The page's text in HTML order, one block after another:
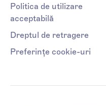
Politica de utilizare
acceptabilă
Dreptul de retragere
Preferințe cookie-uri